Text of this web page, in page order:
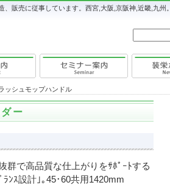
販売に従事しています。西宮,大阪,京阪神,近畿,九州。
ッシュモップハンドル
ー
群で高品質な仕上がりをｻﾎﾟｰﾄする
ﾗﾝｽ設計｣｡45･60共用1420mm